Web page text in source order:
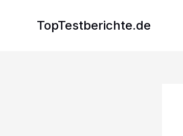
TopTestberichte.de